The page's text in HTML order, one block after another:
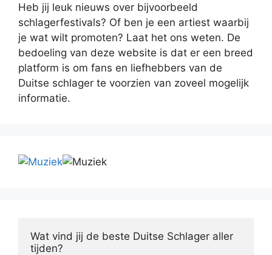
Heb jij leuk nieuws over bijvoorbeeld
schlagerfestivals? Of ben je een artiest waarbij
je wat wilt promoten? Laat het ons weten. De
bedoeling van deze website is dat er een breed
platform is om fans en liefhebbers van de
Duitse schlager te voorzien van zoveel mogelijk
informatie.
Wat vind jij de beste Duitse Schlager aller
tijden?